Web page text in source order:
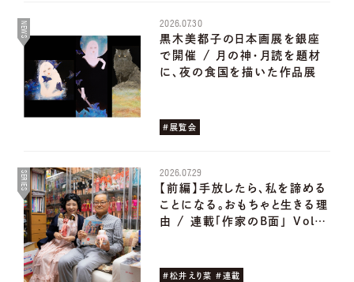
NEWS 2026.07.30
黒木美都子の日本画展を銀座
で開催 / 月の神・月読を題材
に、夜の食国を描いた作品展
#展覧会
SERIES 2026.07.29
【前編】手放したら、私を諦める
ことになる。おもちゃと生きる理
由 / 連載「作家のB面」 Vol…
#松井えり菜 #連載